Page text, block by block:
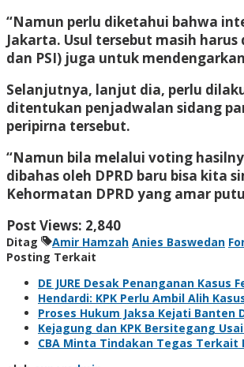
“Namun perlu diketahui bahwa
Jakarta. Usul tersebut masih
dan PSI) juga untuk
Selanjutnya, lanjut dia, perlu
ditentukan penjadwalan sidang
peripirna tersebut.
“Namun bila melalui voting
dibahas oleh DPRD baru bisa kita
Kehormatan DPRD yang amar
Post Views: 2,840
Ditag Amir Hamzah Anies Baswedan
Posting Terkait
DE JURE Desak Penanganan Kasus
Hendardi: KPK Perlu Ambil Alih
Proses Hukum Jaksa Kejati
Kejagung dan KPK Bersitegang
CBA Minta Tindakan Tegas Terkait